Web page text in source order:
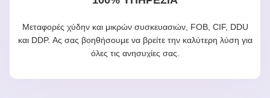
Μεταφορές χύδην και μικρών συσκευασιών, FOB, CIF, DDU
και DDP. Ας σας βοηθήσουμε να βρείτε την καλύτερη λύση για
όλες τις ανησυχίες σας.